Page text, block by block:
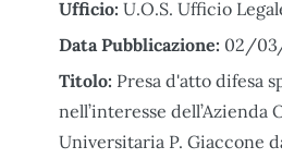
Ufficio: U.O.S. Ufficio
Data Pubblicazione: 02/
Titolo: Presa d'atto difesa
nell’interesse dell’Azienda
Universitaria P. Giaccone